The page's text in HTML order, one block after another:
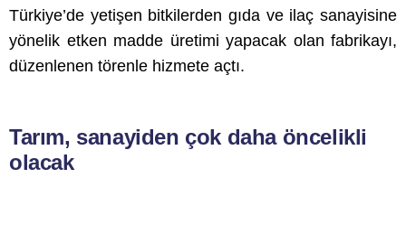
Türkiye’de yetişen bitkilerden gıda ve ilaç sanayisine
yönelik etken madde üretimi yapacak olan fabrikayı,
düzenlenen törenle hizmete açtı.
Tarım, sanayiden çok daha öncelikli
olacak